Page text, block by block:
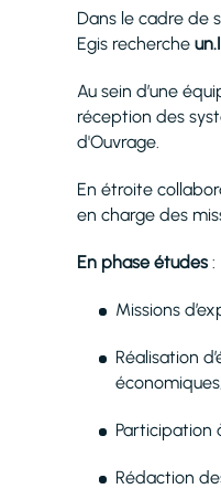
Dans le cadre de
Egis recherche
Au sein d’une
réception des
d'Ouvrage.
En étroite
en charge des
En phase études :
Missions
Réalisation
Participation
Rédaction